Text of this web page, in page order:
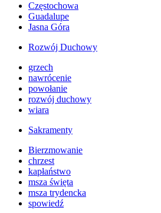
Częstochowa
Guadalupe
Jasna Góra
Rozwój Duchowy
grzech
nawrócenie
powołanie
rozwój duchowy
wiara
Sakramenty
Bierzmowanie
chrzest
kapłaństwo
msza święta
msza trydencka
spowiedź